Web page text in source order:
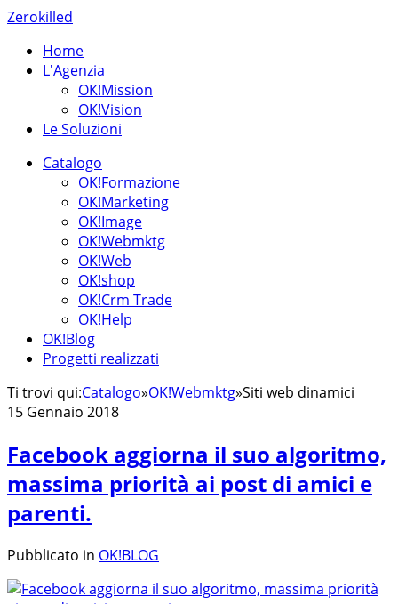
Zerokilled
Home
L'Agenzia
OK!Mission
OK!Vision
Le Soluzioni
Catalogo
OK!Formazione
OK!Marketing
OK!Image
OK!Webmktg
OK!Web
OK!shop
OK!Crm Trade
OK!Help
OK!Blog
Progetti realizzati
Ti trovi qui:Catalogo»OK!Webmktg»Siti web dinamici
15 Gennaio 2018
Facebook aggiorna il suo algoritmo,
massima priorità ai post di amici e
parenti.
Pubblicato in OK!BLOG